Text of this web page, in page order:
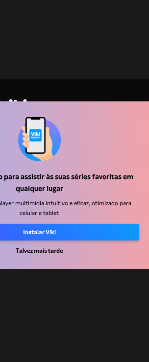
para assistir às suas séries favoritas em
qualquer lugar
multimídia intuitivo e eficaz, otimizado para
celular e tablet
Instalar Viki
Talvez mais tarde